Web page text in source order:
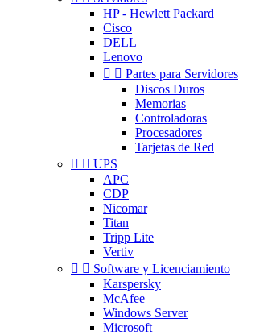
HP - Hewlett Packard
Cisco
DELL
Lenovo
  Partes para Servidores
Discos Duros
Memorias
Controladoras
Procesadores
Tarjetas de Red
  UPS
APC
CDP
Nicomar
Titan
Tripp Lite
Vertiv
  Software y Licenciamiento
Karspersky
McAfee
Windows Server
Microsoft